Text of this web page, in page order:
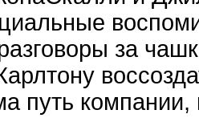
за
путь компании,